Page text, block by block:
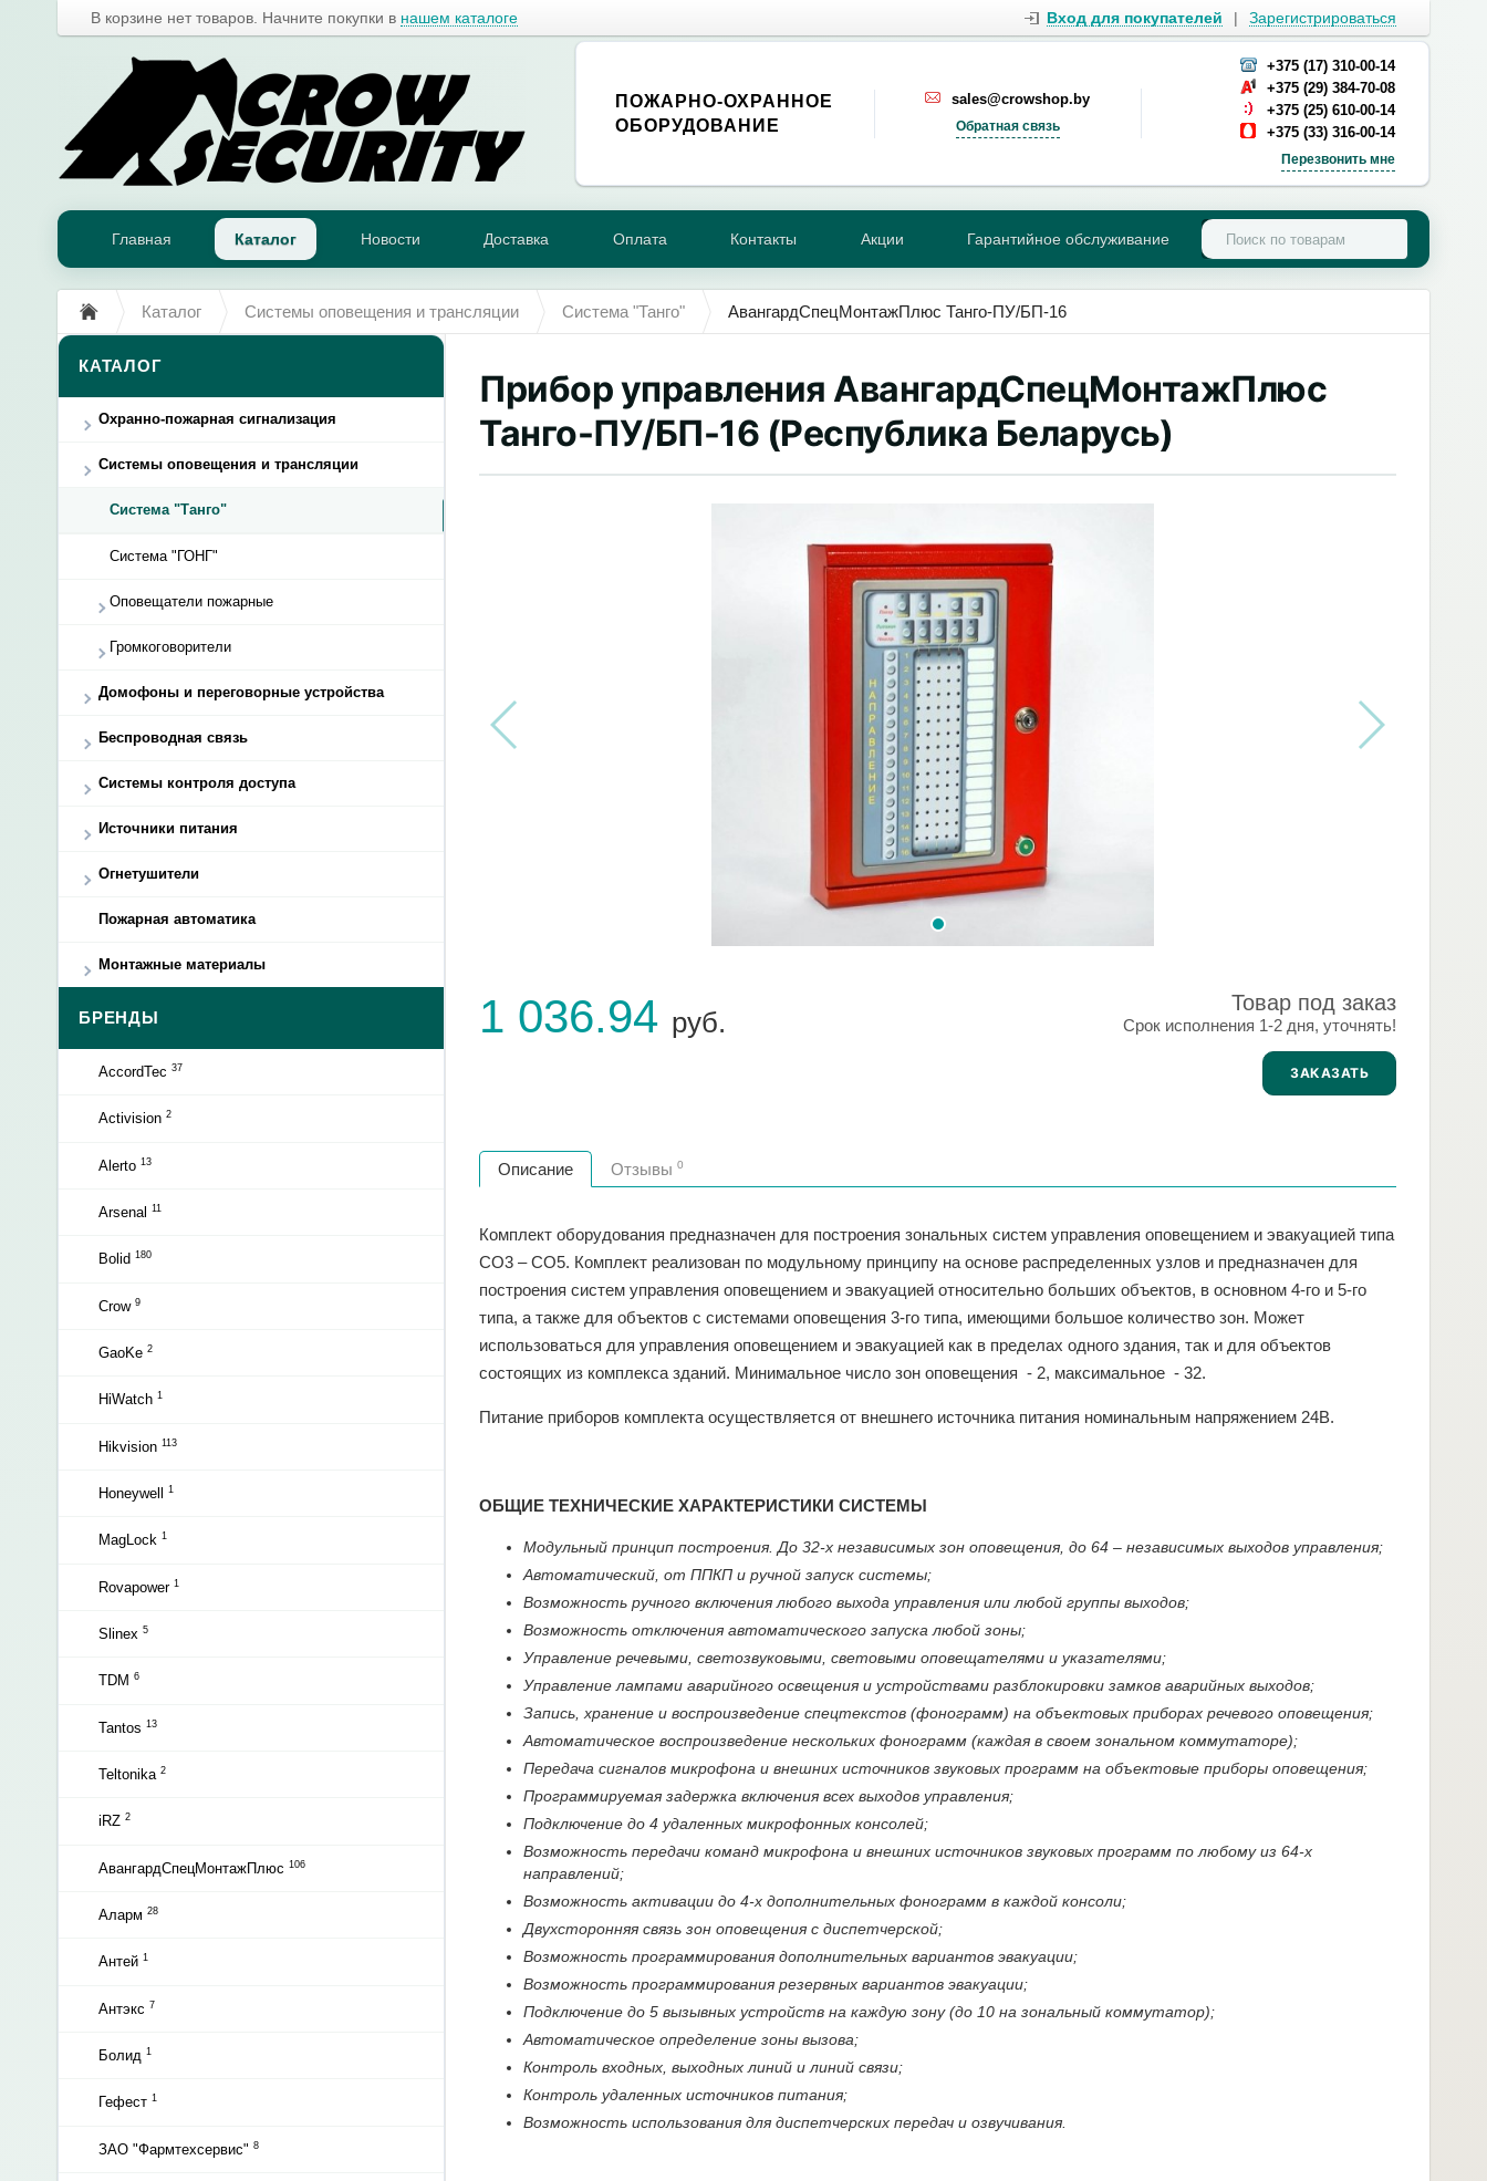
В корзине нет товаров. Начните покупки в нашем каталоге Вход для покупателей | Зарегистрироваться
ПОЖАРНО-ОХРАННОЕ
ОБОРУДОВАНИЕ
sales@crowshop.by
Обратная связь
+375 (17) 310-00-14
+375 (29) 384-70-08
+375 (25) 610-00-14
+375 (33) 316-00-14
Перезвонить мне
Главная Каталог Новости Доставка Оплата Контакты Акции Гарантийное обслуживание
Каталог Системы оповещения и трансляции Система "Танго" АвангардСпецМонтажПлюс Танго-ПУ/БП-16
Прибор управления АвангардСпецМонтажПлюс
Танго-ПУ/БП-16 (Республика Беларусь)
1 036.94 руб.
Товар под заказ
Срок исполнения 1-2 дня, уточнять!
ЗАКАЗАТЬ
Описание Отзывы 0
Комплект оборудования предназначен для построения зональных систем управления оповещением и эвакуацией типа
СО3 – СО5. Комплект реализован по модульному принципу на основе распределенных узлов и предназначен для
построения систем управления оповещением и эвакуацией относительно больших объектов, в основном 4-го и 5-го
типа, а также для объектов с системами оповещения 3-го типа, имеющими большое количество зон. Может
использоваться для управления оповещением и эвакуацией как в пределах одного здания, так и для объектов
состоящих из комплекса зданий. Минимальное число зон оповещения - 2, максимальное - 32.
Питание приборов комплекта осуществляется от внешнего источника питания номинальным напряжением 24В.
ОБЩИЕ ТЕХНИЧЕСКИЕ ХАРАКТЕРИСТИКИ СИСТЕМЫ
Модульный принцип построения. До 32-х независимых зон оповещения, до 64 – независимых выходов управления;
Автоматический, от ППКП и ручной запуск системы;
Возможность ручного включения любого выхода управления или любой группы выходов;
Возможность отключения автоматического запуска любой зоны;
Управление речевыми, светозвуковыми, световыми оповещателями и указателями;
Управление лампами аварийного освещения и устройствами разблокировки замков аварийных выходов;
Запись, хранение и воспроизведение спецтекстов (фонограмм) на объектовых приборах речевого оповещения;
Автоматическое воспроизведение нескольких фонограмм (каждая в своем зональном коммутаторе);
Передача сигналов микрофона и внешних источников звуковых программ на объектовые приборы оповещения;
Программируемая задержка включения всех выходов управления;
Подключение до 4 удаленных микрофонных консолей;
Возможность передачи команд микрофона и внешних источников звуковых программ по любому из 64-х
направлений;
Возможность активации до 4-х дополнительных фонограмм в каждой консоли;
Двухсторонняя связь зон оповещения с диспетчерской;
Возможность программирования дополнительных вариантов эвакуации;
Возможность программирования резервных вариантов эвакуации;
Подключение до 5 вызывных устройств на каждую зону (до 10 на зональный коммутатор);
Автоматическое определение зоны вызова;
Контроль входных, выходных линий и линий связи;
Контроль удаленных источников питания;
Возможность использования для диспетчерских передач и озвучивания.
КАТАЛОГ
Охранно-пожарная сигнализация
Системы оповещения и трансляции
Система "Танго"
Система "ГОНГ"
Оповещатели пожарные
Громкоговорители
Домофоны и переговорные устройства
Беспроводная связь
Системы контроля доступа
Источники питания
Огнетушители
Пожарная автоматика
Монтажные материалы
БРЕНДЫ
AccordTec 37
Activision 2
Alerto 13
Arsenal 11
Bolid 180
Crow 9
GaoKe 2
HiWatch 1
Hikvision 113
Honeywell 1
MagLock 1
Rovapower 1
Slinex 5
TDM 6
Tantos 13
Teltonika 2
iRZ 2
АвангардСпецМонтажПлюс 106
Аларм 28
Антей 1
Антэкс 7
Болид 1
Гефест 1
ЗАО "Фармтехсервис" 8